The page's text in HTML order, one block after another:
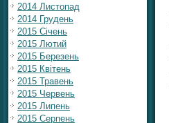
2014 Листопад
2014 Грудень
2015 Січень
2015 Лютий
2015 Березень
2015 Квітень
2015 Травень
2015 Червень
2015 Липень
2015 Серпень